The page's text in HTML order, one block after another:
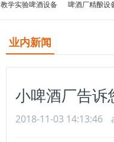
教学实验啤酒设备 啤酒厂精酿设
业内新闻
小啤酒厂告诉
2018-11-03 14:13:46